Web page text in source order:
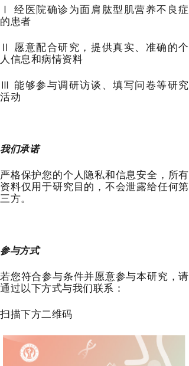
Ⅰ 经医院确诊为面肩肱型肌营养不良症
的患者
Ⅱ 愿意配合研究，提供真实、准确的个
人信息和病情资料
Ⅲ 能够参与调研访谈、填写问卷等研究
活动
我们承诺
严格保护您的个人隐私和信息安全，所有
资料仅用于研究目的，不会泄露给任何第
三方。
参与方式
若您符合参与条件并愿意参与本研究，请
通过以下方式与我们联系：
扫描下方二维码